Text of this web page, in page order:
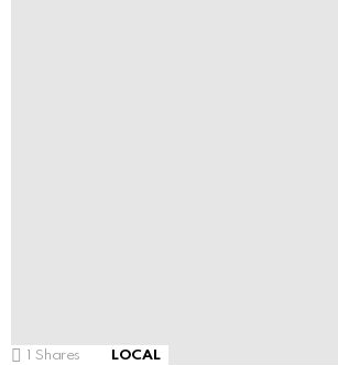
Shares LOCAL